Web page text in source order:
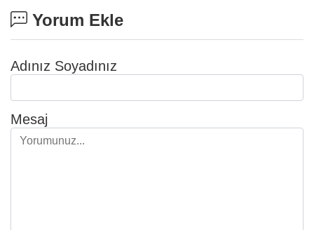
Yorum Ekle
Adınız Soyadınız
Mesaj